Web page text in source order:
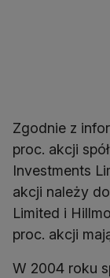
Zgodnie z
proc. akcji
Investments
akcji należy
Limited i
proc. akcji
W 2004 roku